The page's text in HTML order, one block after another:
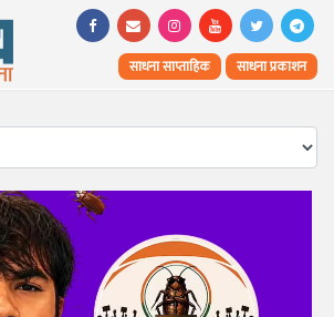
साधना साप्ताहिक साधना प्रकाशन